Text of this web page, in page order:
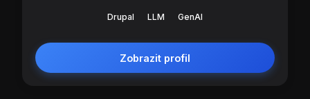
Drupal LLM GenAI
Zobrazit profil